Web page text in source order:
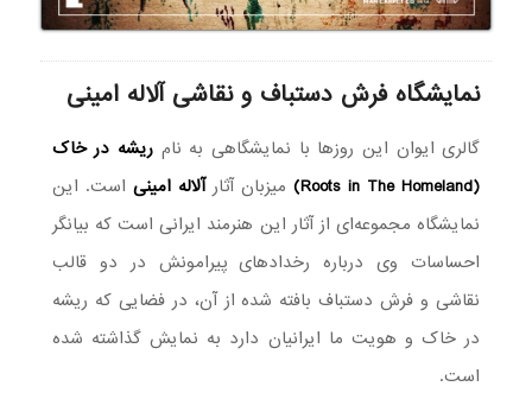
نمایشگاه فرش دستباف و نقاشی آلاله امینی
گالری ایوان این روزها با نمایشگاهی به نامریشه در خاک
(Roots in The Homeland)
میزبان آثارآلاله امینی است. این
نمایشگاه مجموعه‌ای از آثار این هنرمند ایرانی است که بیانگر
احساسات وی درباره رخدادهای پیرامونش در دو قالب
نقاشی و فرش دستباف بافته شده از آن، در فضایی که ریشه
در خاک و هویت ما ایرانیان دارد به نمایش گذاشته شده
است.